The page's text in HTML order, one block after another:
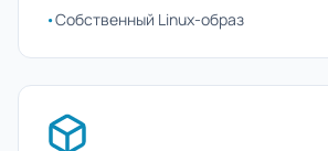
•Собственный Linux-образ